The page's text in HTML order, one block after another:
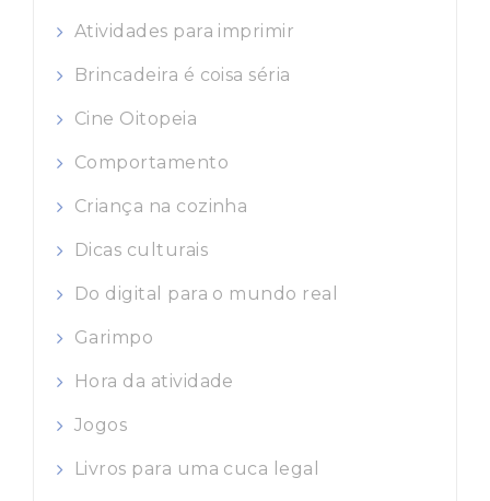
Atividades para imprimir
Brincadeira é coisa séria
Cine Oitopeia
Comportamento
Criança na cozinha
Dicas culturais
Do digital para o mundo real
Garimpo
Hora da atividade
Jogos
Livros para uma cuca legal